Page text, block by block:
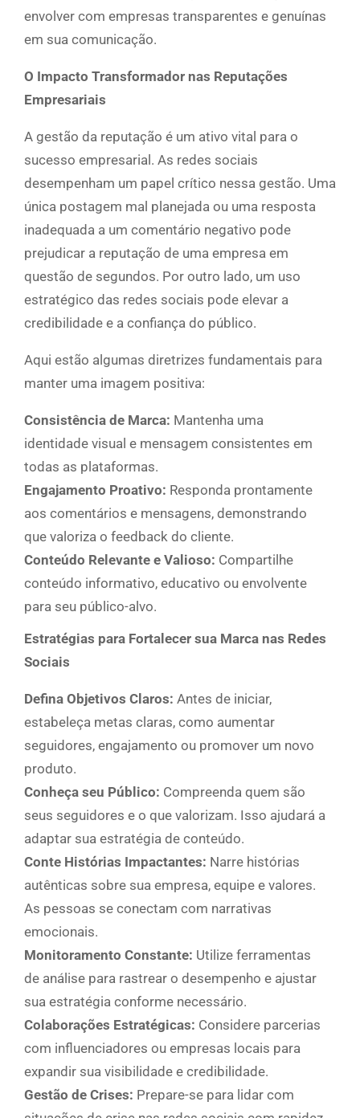
envolver com empresas transparentes e genuínas
em sua comunicação.
O Impacto Transformador nas Reputações
Empresariais
A gestão da reputação é um ativo vital para o
sucesso empresarial. As redes sociais
desempenham um papel crítico nessa gestão. Uma
única postagem mal planejada ou uma resposta
inadequada a um comentário negativo pode
prejudicar a reputação de uma empresa em
questão de segundos. Por outro lado, um uso
estratégico das redes sociais pode elevar a
credibilidade e a confiança do público.
Aqui estão algumas diretrizes fundamentais para
manter uma imagem positiva:
Consistência de Marca: Mantenha uma
identidade visual e mensagem consistentes em
todas as plataformas.
Engajamento Proativo: Responda prontamente
aos comentários e mensagens, demonstrando
que valoriza o feedback do cliente.
Conteúdo Relevante e Valioso: Compartilhe
conteúdo informativo, educativo ou envolvente
para seu público-alvo.
Estratégias para Fortalecer sua Marca nas Redes
Sociais
Defina Objetivos Claros: Antes de iniciar,
estabeleça metas claras, como aumentar
seguidores, engajamento ou promover um novo
produto.
Conheça seu Público: Compreenda quem são
seus seguidores e o que valorizam. Isso ajudará a
adaptar sua estratégia de conteúdo.
Conte Histórias Impactantes: Narre histórias
autênticas sobre sua empresa, equipe e valores.
As pessoas se conectam com narrativas
emocionais.
Monitoramento Constante: Utilize ferramentas
de análise para rastrear o desempenho e ajustar
sua estratégia conforme necessário.
Colaborações Estratégicas: Considere parcerias
com influenciadores ou empresas locais para
expandir sua visibilidade e credibilidade.
Gestão de Crises: Prepare-se para lidar com